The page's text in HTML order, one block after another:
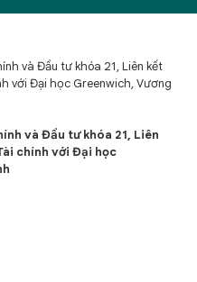
và Đầu tư khóa 21, Liên
chính với Đại học